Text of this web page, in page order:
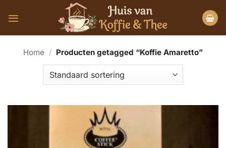
naar
Home / Producten getagged “Koffie Amaretto”